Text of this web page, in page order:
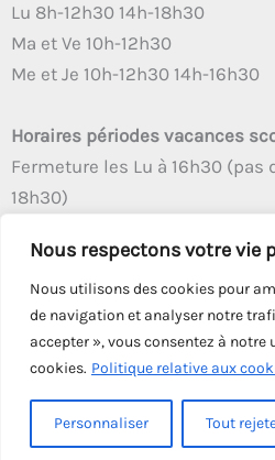
Nous respectons votre vie
Nous utilisons des cookies pour
de navigation et analyser notre
accepter », vous consentez à
cookies. Politique relative aux
Personnaliser Tout
Lu 8h-12h30 14h-18h30
Ma et Ve 10h-12h30
Me et Je 10h-12h30 14h-16h30
Horaires périodes vacances
Fermeture les Lu à 16h30 (pas
18h30)
Copyright © 2026 - Tous droits